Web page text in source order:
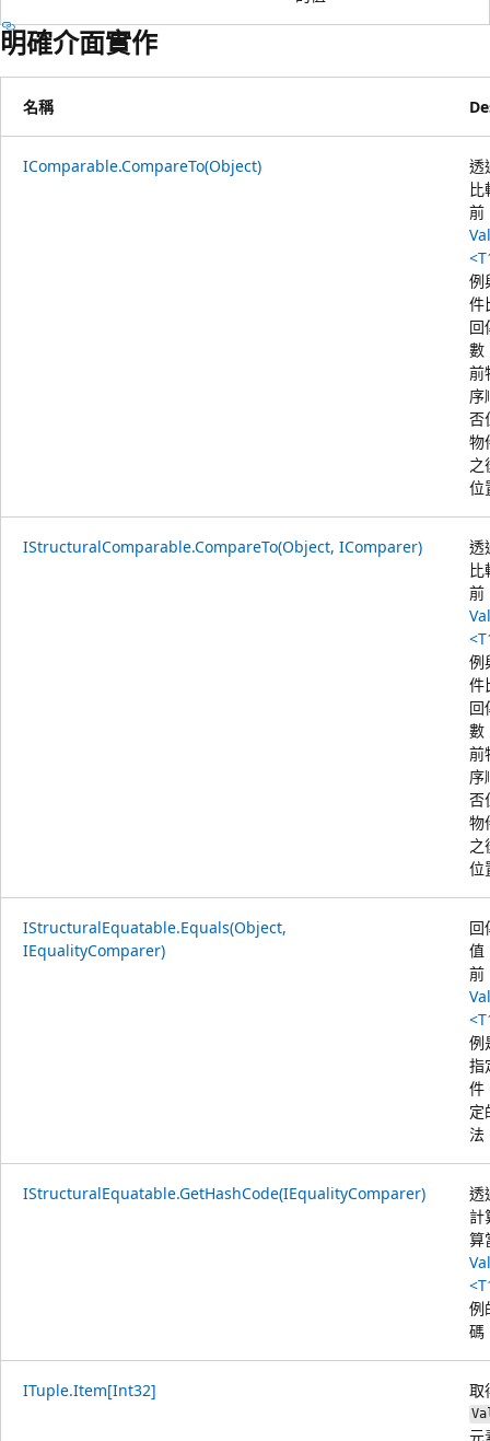
明確介面實作
名稱
IComparable.CompareTo(Object)
透
比
前
例
件
回
數
前
序
否
物
之
位
IStructuralComparable.CompareTo(Object, IComparer)
透
比
前
例
件
回
數
前
序
否
物
之
位
IStructuralEquatable.Equals(Object,
IEqualityComparer)
回
值
前
例
指
件
定
法
IStructuralEquatable.GetHashCode(IEqualityComparer)
透
計
算
例
碼
ITuple.Item[Int32] 取
元